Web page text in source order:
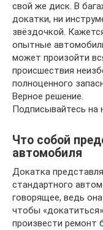
свой же диск. В
докатки, ни
звёздочкой.
опытные
может произойти
происшествия
полноценного
Верное решение.
Подписывайтесь на
Что собой
автомобиля
Докатка
стандартного
говорящее, ведь
чтобы
произвести ремонт